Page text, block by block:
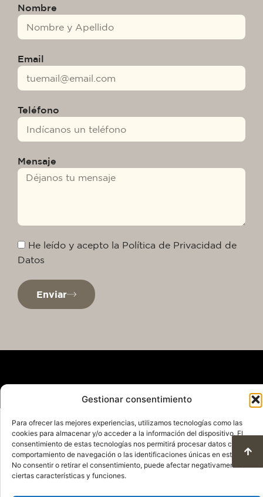
Gestionar consentimiento
Para ofrecer las mejores experiencias, utilizamos tecnologías como las
cookies para almacenar y/o acceder a la información del dispositivo. El
consentimiento de estas tecnologías nos permitirá procesar datos como el
comportamiento de navegación o las identificaciones únicas en este sitio.
No consentir o retirar el consentimiento, puede afectar negativamente a
ciertas características y funciones.
Nombre
Email
Teléfono
Mensaje
He leído y acepto la Política de Privacidad de
Datos
Enviar
Política de PrivacidadAviso Legal
Política de Cookies
Condiciones de uso y protección de datos
© 2025. Todos los derechos reservados
QuareDesign S.L.